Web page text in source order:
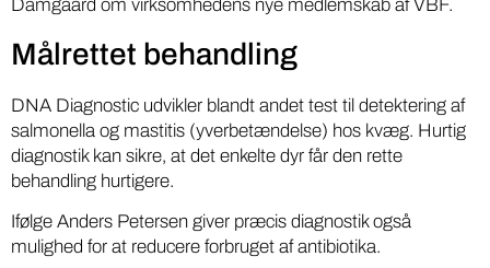
Damgaard om virksomhedens nye medlemskab af VBF.
Målrettet behandling
DNA Diagnostic udvikler blandt andet test til detektering af
salmonella og mastitis (yverbetændelse) hos kvæg. Hurtig
diagnostik kan sikre, at det enkelte dyr får den rette
behandling hurtigere.
Ifølge Anders Petersen giver præcis diagnostik også
mulighed for at reducere forbruget af antibiotika.